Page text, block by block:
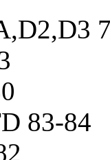
83-84